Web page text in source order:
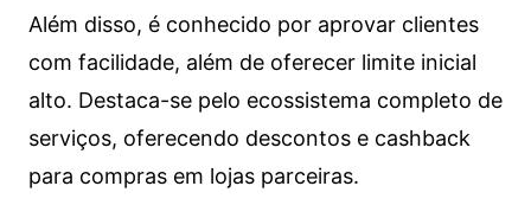
Além disso, é conhecido por aprovar clientes
com facilidade, além de oferecer limite inicial
alto. Destaca-se pelo ecossistema completo de
serviços, oferecendo descontos e cashback
para compras em lojas parceiras.